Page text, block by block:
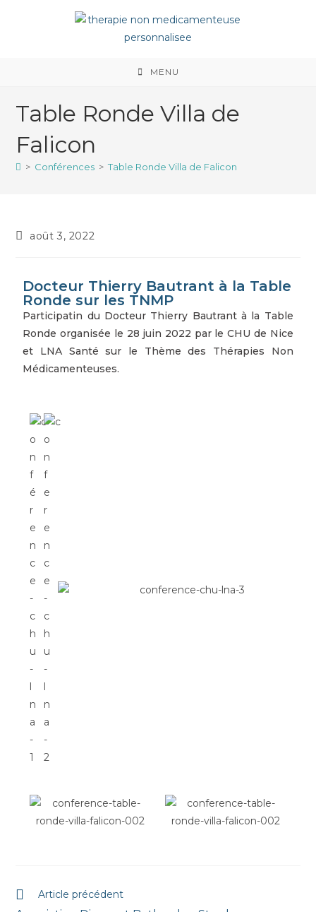
MENU
Table Ronde Villa de
Falicon
> Conférences > Table Ronde Villa de Falicon
août 3, 2022
Docteur Thierry Bautrant à la Table
Ronde sur les TNMP
Participatin du Docteur Thierry Bautrant à la Table
Ronde organisée le 28 juin 2022 par le CHU de Nice
et LNA Santé sur le Thème des Thérapies Non
Médicamenteuses.
Article précédent